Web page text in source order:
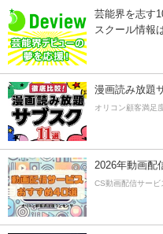
芸能界を志す
スクール情報
漫画読み放題
オリコン顧客満足
2026年動画配
CS動画配信サービ